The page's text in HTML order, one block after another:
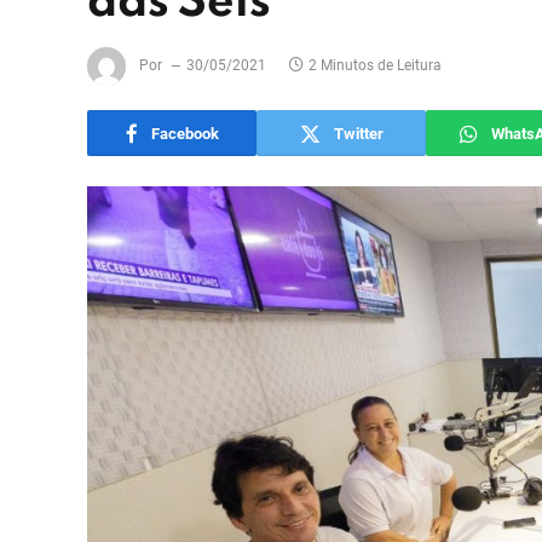
Por 30/05/2021 2 Minutos de Leitura
Facebook Twitter